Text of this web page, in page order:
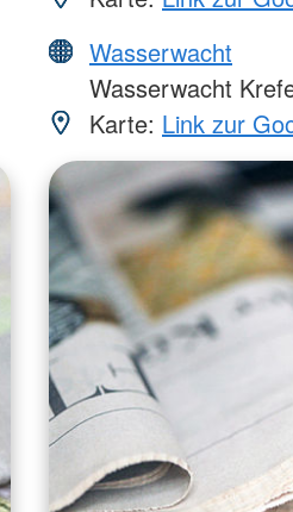
Wasserwacht
Wasserwacht
Karte: Link zur